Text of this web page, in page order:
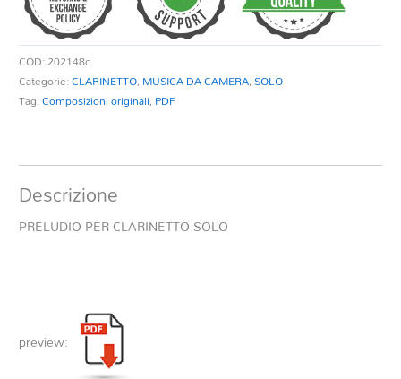
COD:202148c
Categorie:CLARINETTO, MUSICA DA CAMERA,SOLO
Tag:Composizioni originali, PDF
Descrizione
PRELUDIO PER CLARINETTO SOLO
preview: